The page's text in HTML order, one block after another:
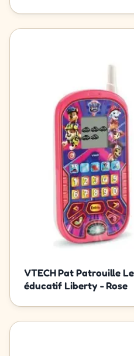
VTECH Pat Patrouille
éducatif Liberty - Rose